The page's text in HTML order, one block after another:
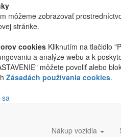
môžeme zobrazovať
stránke.
cookies Kliknutím na tlačidlo
a analýze webu a k
môžete povoliť alebo
Zásadách používania cookies.
sa
Nákup vozidla